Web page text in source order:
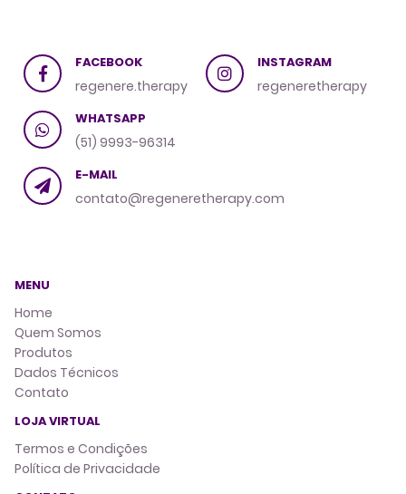
FACEBOOK
regenere.therapy
INSTAGRAM
regeneretherapy
WHATSAPP
(51) 9993-96314
E-MAIL
contato@regeneretherapy.com
MENU
Home
Quem Somos
Produtos
Dados Técnicos
Contato
LOJA VIRTUAL
Termos e Condições
Política de Privacidade